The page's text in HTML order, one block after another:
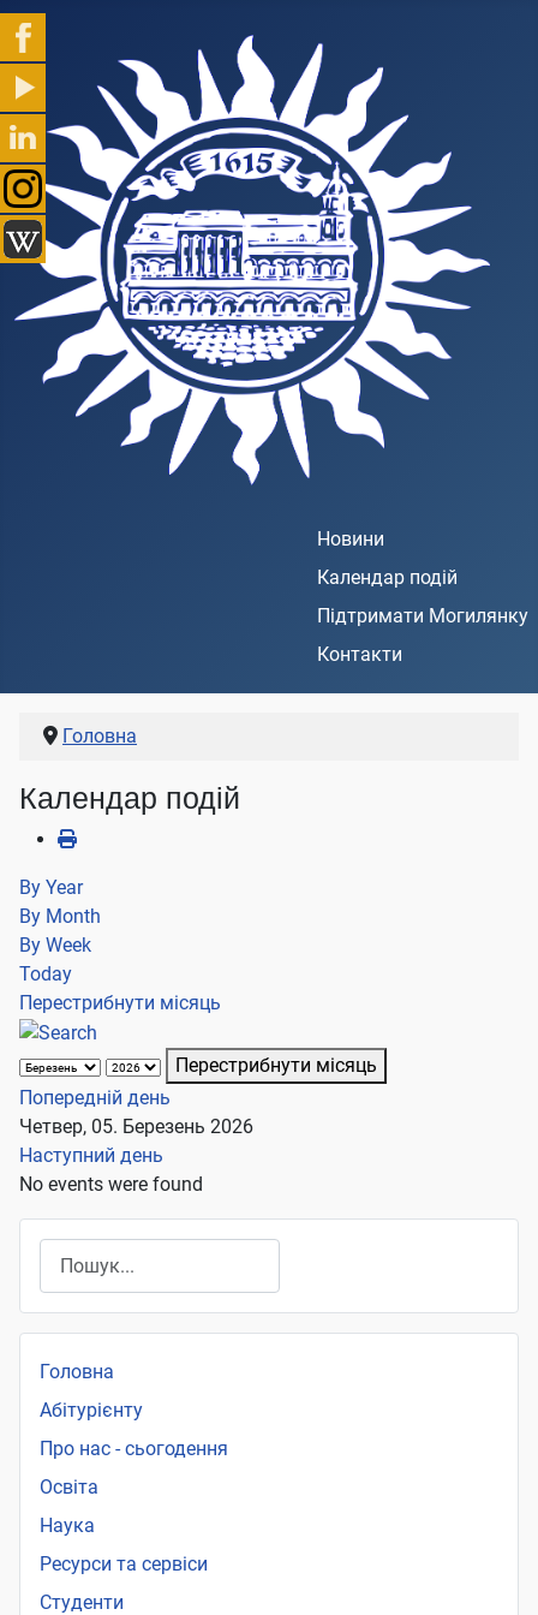
Новини
Календар подій
Підтримати Могилянку
Контакти
Головна
Календар подій
By Year
By Month
By Week
Today
Перестрибнути місяць
Перестрибнути місяць
Попередній день
Четвер, 05. Березень 2026
Наступний день
No events were found
Головна
Абітурієнту
Про нас - сьогодення
Освіта
Наука
Ресурси та сервіси
Студенти